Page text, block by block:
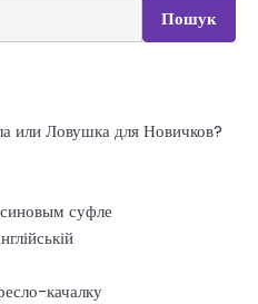
Пошук
или Ловушка для Новичков?
суфле
качалку